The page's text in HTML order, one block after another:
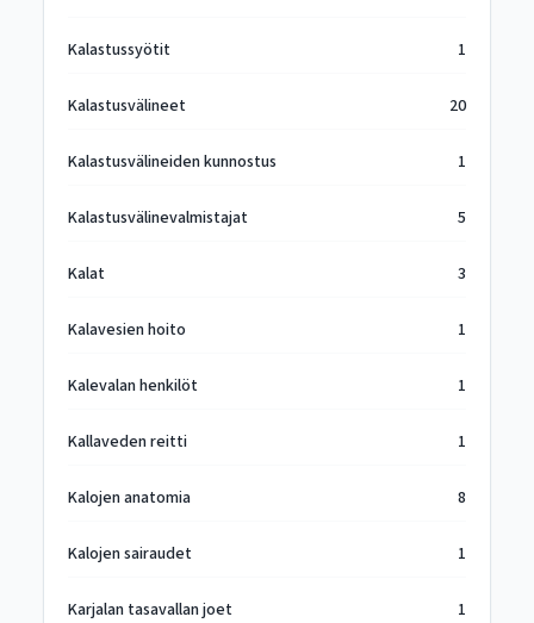
Kalastussyötit 1
Kalastusvälineet 20
Kalastusvälineiden kunnostus 1
Kalastusvälinevalmistajat 5
Kalat 3
Kalavesien hoito 1
Kalevalan henkilöt 1
Kallaveden reitti 1
Kalojen anatomia 8
Kalojen sairaudet 1
Karjalan tasavallan joet 1